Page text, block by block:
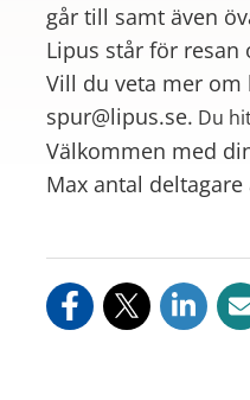
går till samt även
Lipus står för resan
Vill du veta mer om
spur@lipus.se. Du
Välkommen med
Max antal